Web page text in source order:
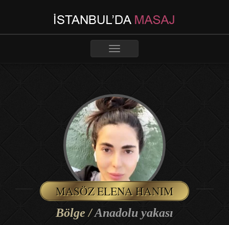
Toggle
MASÖZ ELENA HANIM
Bölge /Anadolu yakası